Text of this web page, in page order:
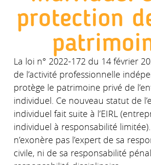
protection
La loi n° 2022-172 du 14 février
de l’activité professionnelle
protège le patrimoine privé de
individuel. Ce nouveau statut de
individuel fait suite à l’EIRL
individuel à responsabilité
n’exonère pas l’expert de sa
civile, ni de sa responsabilité